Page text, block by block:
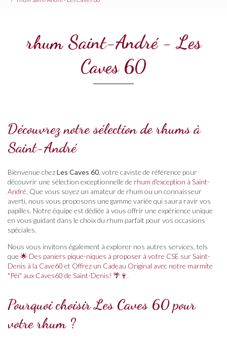
rhum Saint-André - Les
Caves 60
Découvrez notre sélection de rhums à
Saint-André
Bienvenue chezLes Caves 60 , votre caviste de référence pour
découvrir une sélection exceptionnelle de rhum d'exception à Saint-
André. Que vous soyez un amateur de rhum ou un connaisseur
averti, nous vous proposons une gamme variée qui saura ravir vos
papilles. Notre équipe est dédiée à vous offrir une expérience unique
en vous guidant dans le choix du rhum parfait pour vos occasions
spéciales.
Nous vous invitons également à explorer nos autres services, tels
que 🌟 Des paniers pique-niques à proposer à votre CSE sur Saint-
Denis à la Cave60 et Offrez un Cadeau Original avec notre marmite
"Péi" aux Caves60 de Saint-Denis! 🌴🍷 .
Pourquoi choisir Les Caves 60 pour
votre rhum ?